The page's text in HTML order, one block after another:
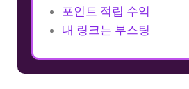
포인트 적립 수익
내 링크는 부스팅